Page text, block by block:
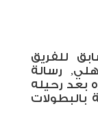
للفريق
رسالة
بعد رحيله
مليئة بالبطولات